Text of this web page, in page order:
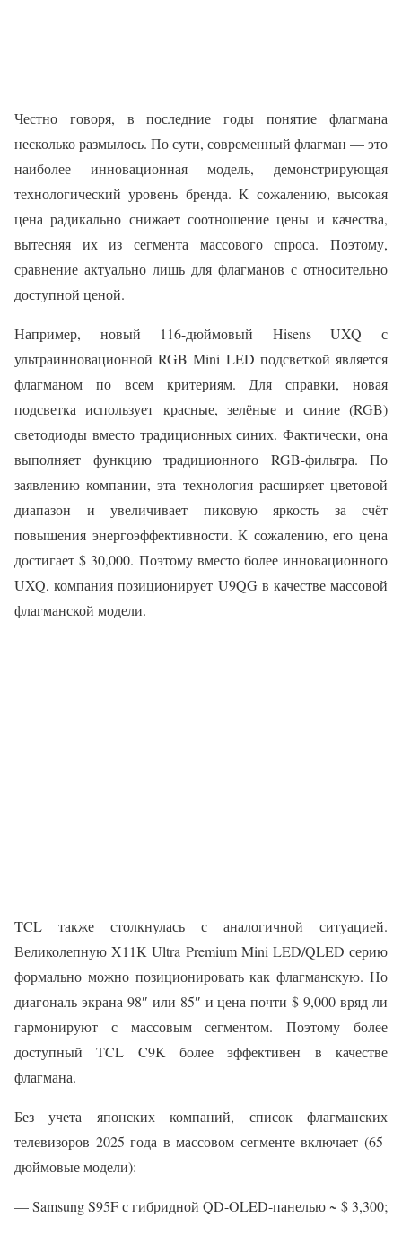
Честно говоря, в последние годы понятие флагмана
несколько размылось. По сути, современный флагман — это
наиболее инновационная модель, демонстрирующая
технологический уровень бренда. К сожалению, высокая
цена радикально снижает соотношение цены и качества,
вытесняя их из сегмента массового спроса. Поэтому,
сравнение актуально лишь для флагманов с относительно
доступной ценой.
Например, новый 116-дюймовый Hisens UXQ с
ультраинновационной RGB Mini LED подсветкой является
флагманом по всем критериям. Для справки, новая
подсветка использует красные, зелёные и синие (RGB)
светодиоды вместо традиционных синих. Фактически, она
выполняет функцию традиционного RGB-фильтра. По
заявлению компании, эта технология расширяет цветовой
диапазон и увеличивает пиковую яркость за счёт
повышения энергоэффективности. К сожалению, его цена
достигает $ 30,000. Поэтому вместо более инновационного
UXQ, компания позиционирует U9QG в качестве массовой
флагманской модели.
TCL также столкнулась с аналогичной ситуацией.
Великолепную X11K Ultra Premium Mini LED/QLED серию
формально можно позиционировать как флагманскую. Но
диагональ экрана 98″ или 85″ и цена почти $ 9,000 вряд ли
гармонируют с массовым сегментом. Поэтому более
доступный TCL C9K более эффективен в качестве
флагмана.
Без учета японских компаний, список флагманских
телевизоров 2025 года в массовом сегменте включает (65-
дюймовые модели):
— Samsung S95F с гибридной QD-OLED-панелью ~ $ 3,300;